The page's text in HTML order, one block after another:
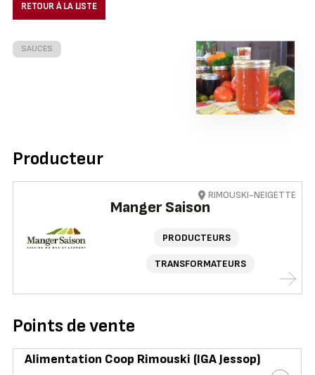
RETOUR À LA LISTE
SAUCES
Producteur
Manger Saison
PRODUCTEURS
TRANSFORMATEURS
RIMOUSKI-NEIGETTE
Points de vente
Alimentation Coop Rimouski (IGA Jessop)